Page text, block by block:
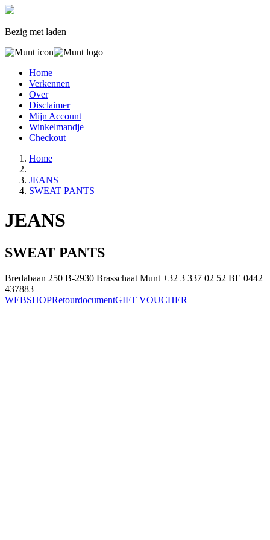
Bezig met laden
Home
Verkennen
Over
Disclaimer
Mijn Account
Winkelmandje
Checkout
Home
JEANS
SWEAT PANTS
JEANS
SWEAT PANTS
Bredabaan 250 B-2930 Brasschaat Munt +32 3 337 02 52 BE 0442
437883
WEBSHOPRetourdocumentGIFT VOUCHER